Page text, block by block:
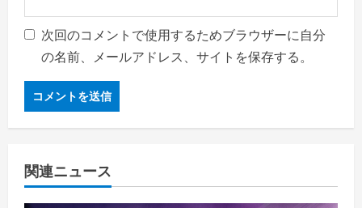
次回のコメントで使用するためブラウザーに自分
の名前、メールアドレス、サイトを保存する。
関連ニュース